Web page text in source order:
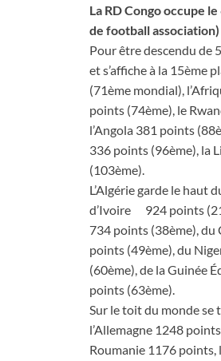
La RD Congo occupe
de football
Pour être descendu de
et s’affiche à la 15ème
(71ème mondial),
points (74ème), le
l’Angola 381 points
336 points (96ème), la
(103ème).
L’Algérie garde le haut
d’Ivoire 924 points
734 points (38ème), du
points (49ème), du
(60ème), de la Guinée
points (63ème).
Sur le toit du monde se
l’Allemagne 1248
Roumanie 1176 points,